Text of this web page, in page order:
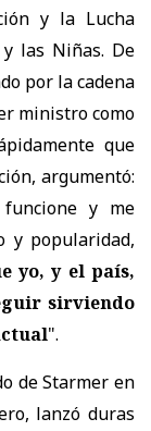
y la Lucha
las Niñas. De
por la cadena
ministro como
que
argumentó:
y me
y popularidad,
yo, y el país,
sirviendo
".
de Starmer en
lanzó duras